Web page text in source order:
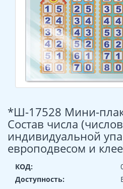
*Ш-17528 Мини-
Состав числа
индивидуальной
европодвесом и
КОД:
Доступность: